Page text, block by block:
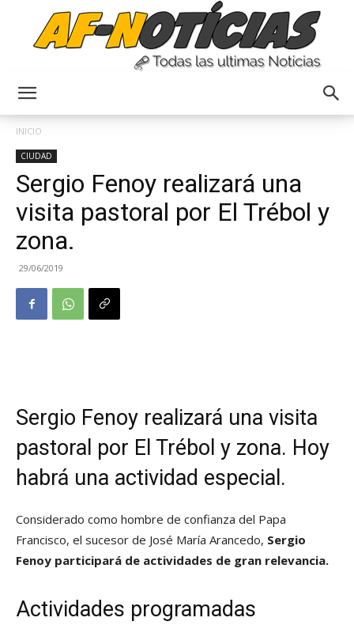
INICIO
CIUDAD
Sergio Fenoy realizará una
visita pastoral por El Trébol y
zona.
29/06/2019
Sergio Fenoy realizará una visita
pastoral por El Trébol y zona. Hoy
habrá una actividad especial.
Considerado como hombre de confianza del Papa
Francisco, el sucesor de José María Arancedo, Sergio
Fenoy participará de actividades de gran relevancia.
Actividades programadas